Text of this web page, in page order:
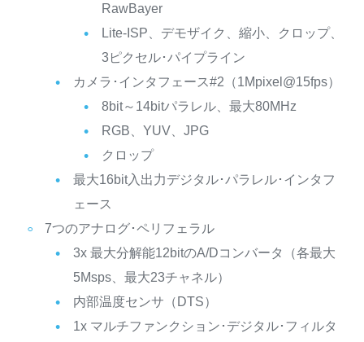
RawBayer
Lite-ISP、デモザイク、縮小、クロップ、
3ピクセル･パイプライン
カメラ･インタフェース#2（1Mpixel@15fps）
8bit～14bitパラレル、最大80MHz
RGB、YUV、JPG
クロップ
最大16bit入出力デジタル･パラレル･インタフ
ェース
7つのアナログ･ペリフェラル
3x 最大分解能12bitのA/Dコンバータ（各最大
5Msps、最大23チャネル）
内部温度センサ（DTS）
1x マルチファンクション･デジタル･フィルタ